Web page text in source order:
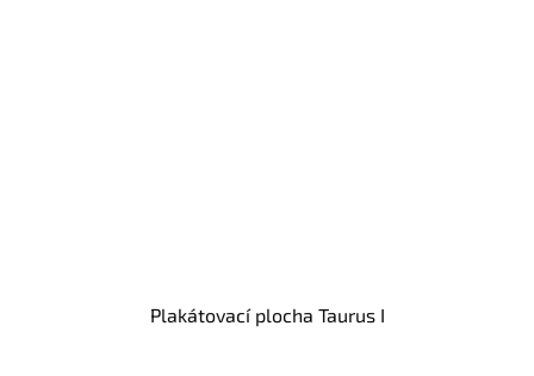
Plakátovací plocha Taurus I